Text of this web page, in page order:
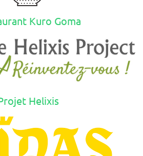
Kuro Goma
Helixis